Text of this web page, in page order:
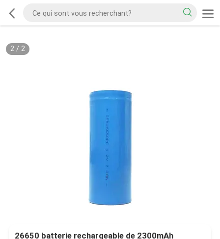
2/ 2
26650 batterie rechargeable de 2300mAh